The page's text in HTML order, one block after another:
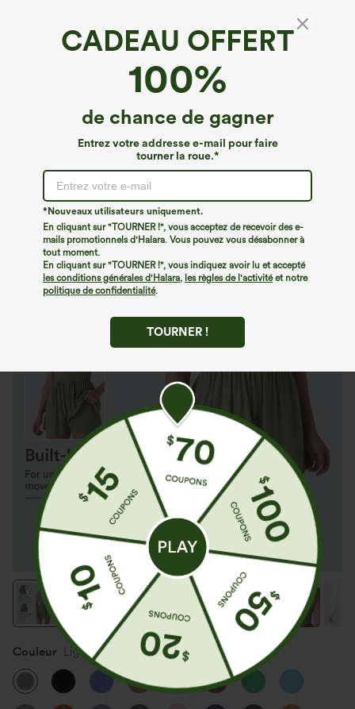
CADEAU OFFERT
100%
de chance de gagner
Entrez votre addresse e-mail pour faire
tourner la roue.*
*Nouveaux utilisateurs uniquement.
En cliquant sur "TOURNER !", vous acceptez de recevoir des e-
mails promotionnels d'Halara. Vous pouvez vous désabonner à
tout moment.
En cliquant sur "TOURNER !", vous indiquez avoir lu et accepté
les conditions générales d'Halara, les règles de l'activitéet notre
politique de confidentialité.
TOURNER !
Barboteuse 2-en-1 de poche — Édition Easy
€31,95 EUR €35,95 EUR
Buy 2 For €52,62 EUR, 4 For €105,24 EUR
Couleur Light Green Floral Yarn